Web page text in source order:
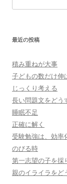
索:
最近の投稿
積み重ねが大事
子どもの数だけ伸
じっくり考える
長い問題文をどう
睡眠不足
正確に解く
受験勉強は、効率
のびる時
第一志望の子を採
親のイライラをど